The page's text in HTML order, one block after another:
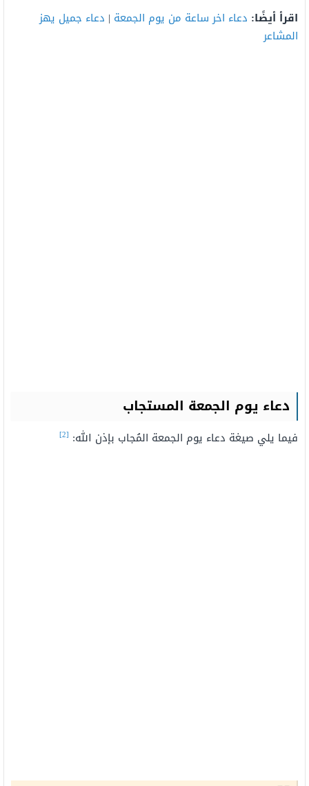
اقرأ أيضًا: دعاء اخر ساعة من يوم الجمعة | دعاء جميل يهز
المشاعر
دعاء يوم الجمعة المستجاب
فيما يلي صيغة دعاء يوم الجمعة المُجاب بإذن الله: [2]